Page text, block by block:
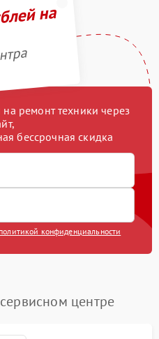
на
ремонт техники через
бессрочная скидка
политикой конфиденциальности
центре